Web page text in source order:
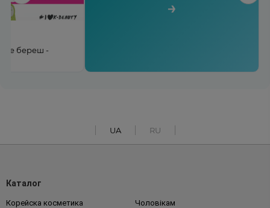
береш -
→
UA RU
Каталог
Корейска косметика Чоловікам